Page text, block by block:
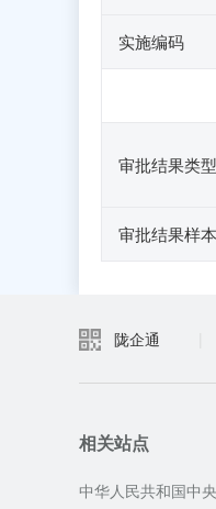
实施编码
审批结果类型
审批结果样本
陇企通
相关站点
中华人民共和国中